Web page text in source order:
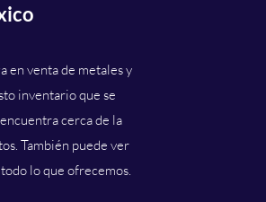
en venta de metales y
inventario que se
cerca de la
También puede ver
lo que ofrecemos.